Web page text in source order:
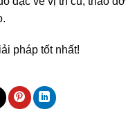
pháp tốt nhất!